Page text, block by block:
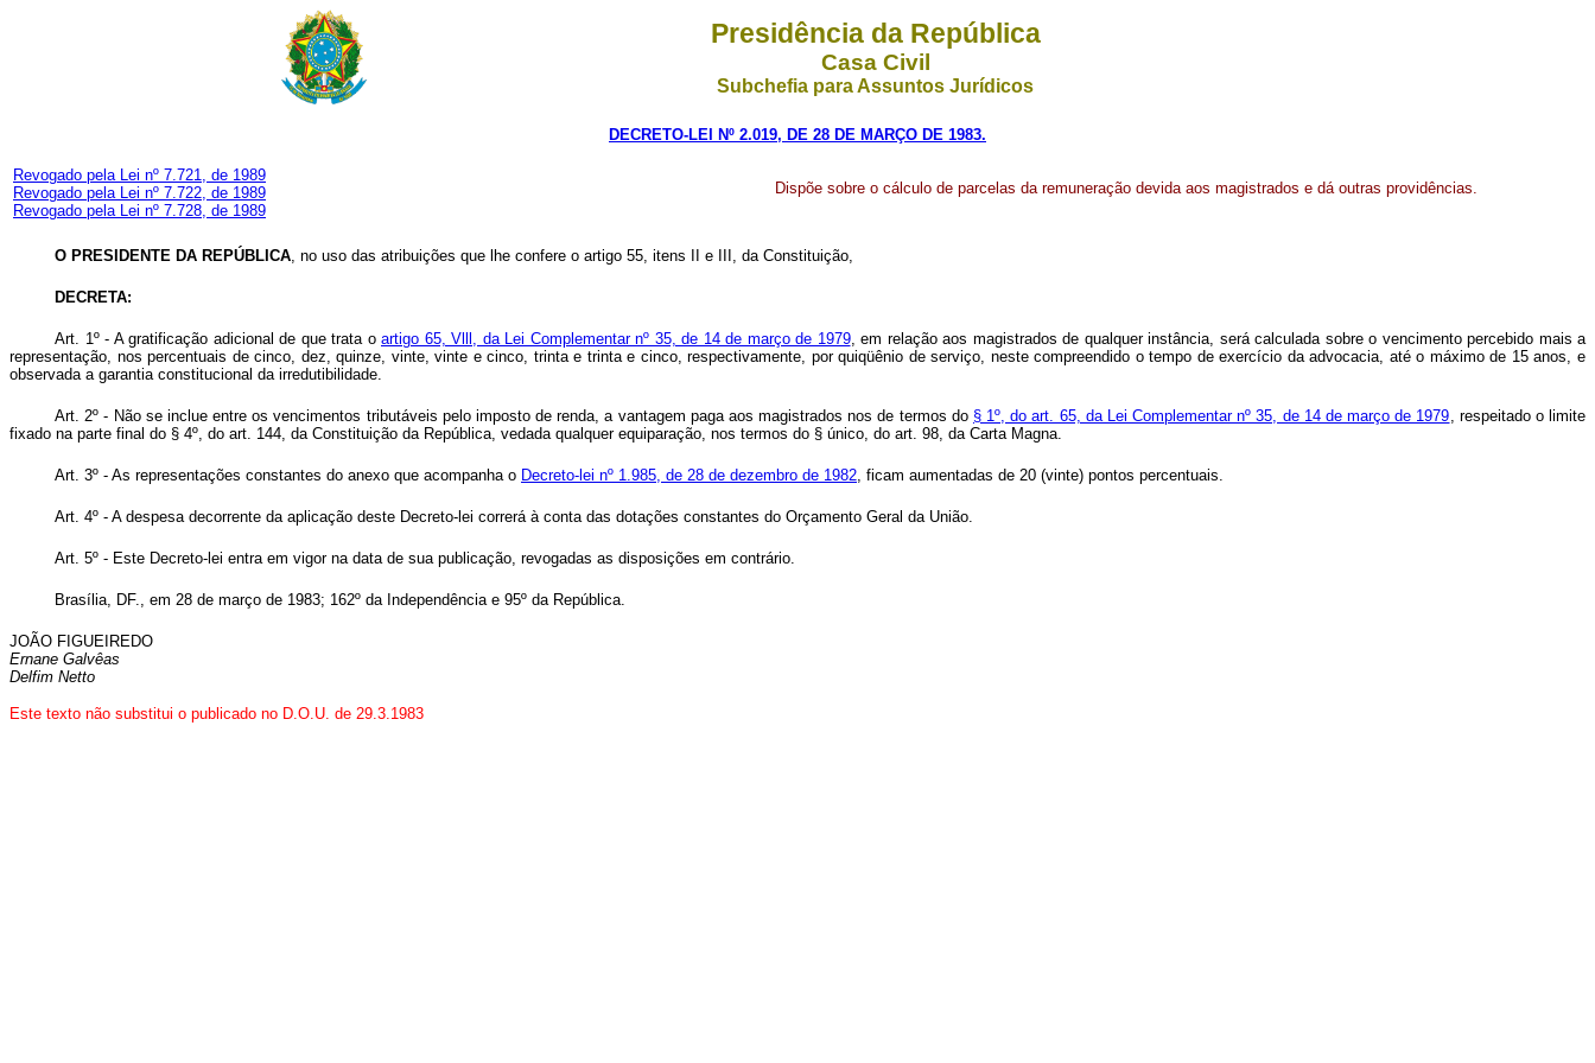
Presidência da República
Casa Civil
Subchefia para Assuntos Jurídicos
DECRETO-LEI Nº 2.019, DE 28 DE MARÇO DE 1983.
Revogado pela Lei nº 7.721, de 1989
Revogado pela Lei nº 7.722, de 1989
Revogado pela Lei nº 7.728, de 1989
Dispõe sobre o cálculo de parcelas da remuneração devida aos magistrados e dá outras providências.
O PRESIDENTE DA REPÚBLICA, no uso das atribuições que lhe confere o artigo 55, itens II e III, da Constituição,
DECRETA:
Art. 1º - A gratificação adicional de que trata o artigo 65, Vlll, da Lei Complementar nº 35, de 14 de março de 1979, em relação aos magistrados de qualquer instância, será calculada sobre o vencimento percebido mais a
representação, nos percentuais de cinco, dez, quinze, vinte, vinte e cinco, trinta e trinta e cinco, respectivamente, por quiqüênio de serviço, neste compreendido o tempo de exercício da advocacia, até o máximo de 15 anos, e
observada a garantia constitucional da irredutibilidade.
Art. 2º - Não se inclue entre os vencimentos tributáveis pelo imposto de renda, a vantagem paga aos magistrados nos de termos do § 1º, do art. 65, da Lei Complementar nº 35, de 14 de março de 1979, respeitado o limite
fixado na parte final do § 4º, do art. 144, da Constituição da República, vedada qualquer equiparação, nos termos do § único, do art. 98, da Carta Magna.
Art. 3º - As representações constantes do anexo que acompanha o Decreto-lei nº 1.985, de 28 de dezembro de 1982, ficam aumentadas de 20 (vinte) pontos percentuais.
Art. 4º - A despesa decorrente da aplicação deste Decreto-lei correrá à conta das dotações constantes do Orçamento Geral da União.
Art. 5º - Este Decreto-lei entra em vigor na data de sua publicação, revogadas as disposições em contrário.
Brasília, DF., em 28 de março de 1983; 162º da Independência e 95º da República.
JOÃO FIGUEIREDO
Ernane Galvêas
Delfim Netto
Este texto não substitui o publicado no D.O.U. de 29.3.1983